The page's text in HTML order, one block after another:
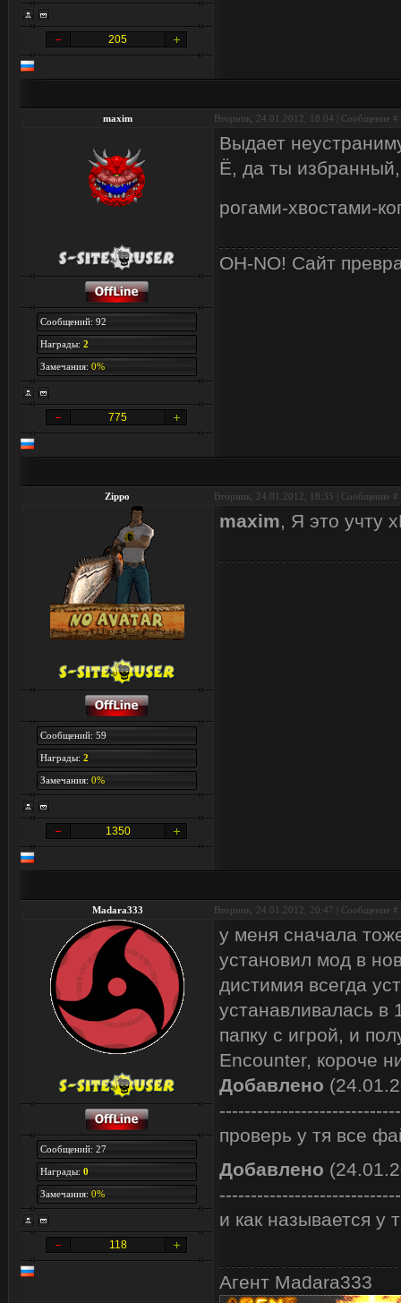
205
maxim Вторник, 24.01.2012, 18:04 | Сообщение #
Сообщений: 92
Награды: 2
Замечания: 0%
775
Выдает
Ё, да ты избранный,
рогами-хвостами-
OH-NO! Сайт
Zippo Вторник, 24.01.2012, 18:35 | Сообщение #
Сообщений: 59
Награды: 2
Замечания: 0%
1350
maxim, Я это учту
Madara333 Вторник, 24.01.2012, 20:47 | Сообщение #
Сообщений: 27
Награды: 0
Замечания: 0%
118
у меня сначала
установил мод в
дистимия всегда
устанавливалась в
папку с игрой, и
Encounter, короче
Добавлено
проверь у тя все
Добавлено
и как называется у
Агент Madara333